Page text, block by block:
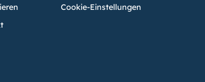
Cookie-Einstellungen